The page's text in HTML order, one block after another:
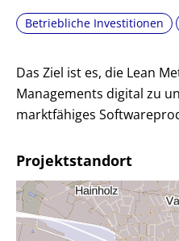
Betriebliche Investitionen
Das Ziel ist es, die Lean
Managements digital zu
marktfähiges
Projektstandort